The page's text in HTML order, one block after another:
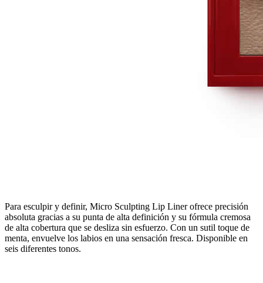
Para esculpir y definir, Micro Sculpting Lip Liner ofrece precisión
absoluta gracias a su punta de alta definición y su fórmula cremosa
de alta cobertura que se desliza sin esfuerzo. Con un sutil toque de
menta, envuelve los labios en una sensación fresca. Disponible en
seis diferentes tonos.